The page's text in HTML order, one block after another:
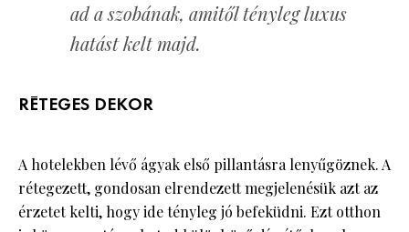
ad a szobának, amitől tényleg luxus
hatást kelt majd.
RÉTEGES DEKOR
A hotelekben lévő ágyak első pillantásra lenyűgöznek. A
rétegezett, gondosan elrendezett megjelenésük azt az
érzetet kelti, hogy ide tényleg jó befeküdni. Ezt otthon